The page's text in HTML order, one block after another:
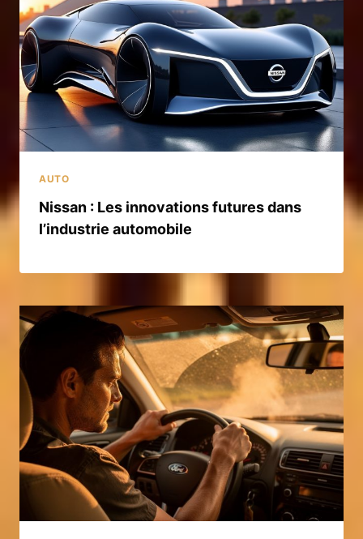
AUTO
Nissan : Les innovations futures dans
l’industrie automobile